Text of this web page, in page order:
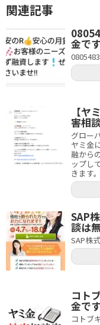
関連記事
金で
【ヤ
害相
グロー
ヤミ金
融から
ップし
きます。
SAP
談は
SAP株
コト
金で
コトブ